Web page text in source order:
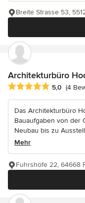
Breite Strasse 53,
Architekturbüro
Durchschnittliche
5,0 (4
Das Architekturbüro
Bauaufgaben von der
Neubau bis zu
Mehr
Fuhrshöfe 22, 64668